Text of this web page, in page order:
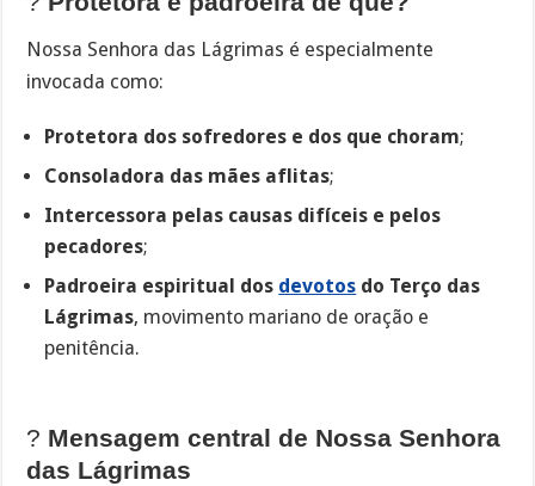
Nossa Senhora das Lágrimas é especialmente
invocada como:
Protetora dos sofredores e dos que choram;
Consoladora das mães aflitas;
Intercessora pelas causas difíceis e pelos
pecadores;
Padroeira espiritual dos devotos do Terço das
Lágrimas, movimento mariano de oração e
penitência.
? Mensagem central de Nossa Senhora
das Lágrimas